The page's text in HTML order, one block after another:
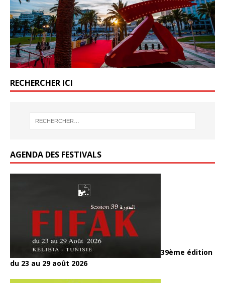
k
k
RECHERCHER ICI
AGENDA DES FESTIVALS
39ème édition
du 23 au 29 août 2026